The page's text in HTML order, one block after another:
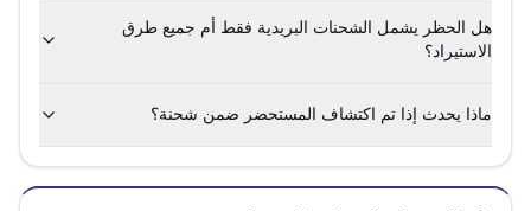
هل الحظر يشمل الشحنات البريدية فقط أم جميع طرق
الاستيراد؟
ماذا يحدث إذا تم اكتشاف المستحضر ضمن شحنة؟